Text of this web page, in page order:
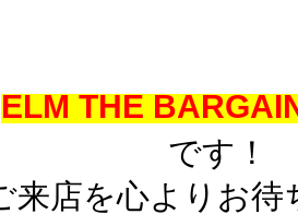
ELM THE
です！
来店を心よりお